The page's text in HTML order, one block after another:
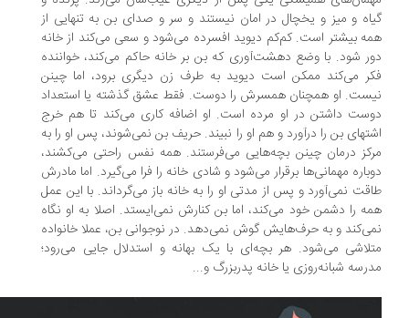
و میز و یخچال در امان نیستند و سر و صدای بن به تنهایی از
بیشتر است. کم‌کم دیوید افسرده می‌شود و سعی می‌کند از خانه
شود. با وضع دهشت‌آوری که بن بر خانه حاکم می‌کند، خواننده
می‌کند ممکن است دیوید به طرف زن دیگری برود، اما چینن
او همچنان همسرش را دوست. فقط عشق گذشته یا استعداد
داشتن در او مرده است. او اضافه کاری می‌کند تا هم خرج
بن را درآورد و هم او را نبیند. حریف بن نمی‌شوند، پس او را به
درمان چینن بچه‌هایی می‌فرستند. همه نفس راحتی می‌کشند،
مهمانی‌ها برقرار می‌شود و شادی خانه را فرا می‌گیرد. اما مادرش
نمی‌آورد و پس از مدتی او را به خانه باز می‌گرداند. با این عمل
را دشمن خود می‌کند، اما بن کنارش نمی‌ایستد. اصلا به او نگاه
و به حرف‌هایش گوش نمی‌دهد. در نوجوانی بن، عملا خانواده
می‌شود. هر بچه‌ای با یک بهانه و استدلال جایی می‌رود؛
شبانه‌روزی یا خانه پدربزرگ و...